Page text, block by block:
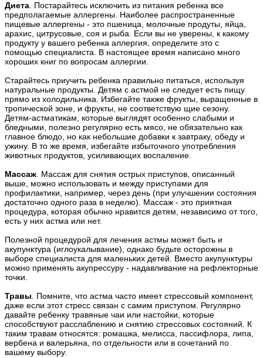
Диета . Постарайтесь исключить из питания ребенка все
предполагаемые аллергены. Наиболее распространенные
пищевые аллергены - это пшеница, молочные продуты, яйца,
арахис, цитрусовые, соя и рыба. Если вы не уверены, к какому
продукту у вашего ребенка аллергия, определите это с
помощью специалиста. В настоящее время написано много
хороших книг по вопросам аллергии.
Старайтесь приучить ребенка правильно питаться, используя
натуральные продукты. Детям с астмой не следует есть пищу
прямо из холодильника. Избегайте также фрукты, выращенные в
тропической зоне, и фрукты, не соответствую щие сезону.
Детям-астматикам, которые выглядят особенно слабыми и
бледными, полезно регулярно есть мясо, не обязательно как
главное блюдо, но как небольшие добавки к завтраку, обеду и
ужину. В то же время, избегайте избыточного употребления
животных продуктов, усиливающих воспаление.
Массаж . Массаж для снятия острых приступов, описанный
выше, можно использовать и между приступами для
профилактики, например, через день (при улучшении состояния
достаточно одного раза в неделю). Массаж - это приятная
процедура, которая обычно нравится детям, независимо от того,
есть у них астма или нет.
Полезной процедурой для лечения астмы может быть и
акупунктура (иглоукалывание), однако будьте осторожны в
выборе специалиста для маленьких детей. Вместо акупунктуры
можно применять акупрессуру - надавливание на рефлекторные
точки.
Травы . Помните, что астма часто имеет стрессовый компонент,
даже если этот стресс связан с самим приступом. Регулярно
давайте ребенку травяные чаи или настойки, которые
способствуют расслаблению и снятию стрессовых состояний. К
таким травам относятся: ромашка, мелисса, пассифлора, липа,
вербена и валерьяна, по отдельности или в сочетаний по
вашему выбору.